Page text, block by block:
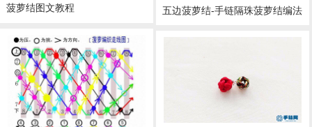
五边菠萝结-手链隔珠菠萝结编法
菠萝结图文教程